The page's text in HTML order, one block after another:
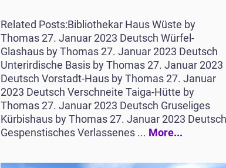
Related Posts:Bibliothekar Haus Wüste by
Thomas 27. Januar 2023 Deutsch Würfel-
Glashaus by Thomas 27. Januar 2023 Deutsch
Unterirdische Basis by Thomas 27. Januar 2023
Deutsch Vorstadt-Haus by Thomas 27. Januar
2023 Deutsch Verschneite Taiga-Hütte by
Thomas 27. Januar 2023 Deutsch Gruseliges
Kürbishaus by Thomas 27. Januar 2023 Deutsch
Gespenstisches Verlassenes ... More...